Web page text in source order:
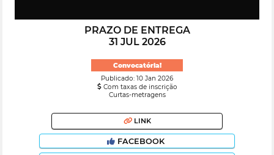
PRAZO DE ENTREGA
31 JUL 2026
Convocatória!
Publicado: 10 Jan 2026
Com taxas de inscrição
Curtas-metragens
LINK
FACEBOOK